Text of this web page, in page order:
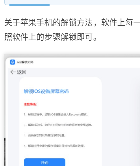
关于苹果手机的解锁方法，软件上每
照软件上的步骤解锁即可。